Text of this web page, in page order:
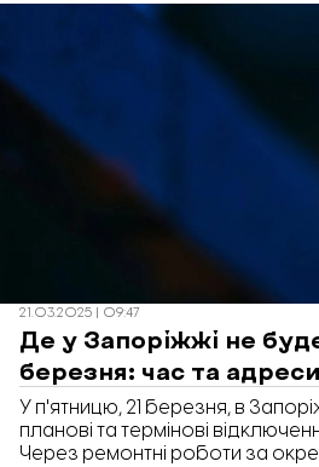
21.03.2025 | 09:47
Де у Запоріжжі не
березня: час та адреси
У п'ятницю, 21 березня, в
планові та термінові
Через ремонтні роботи за